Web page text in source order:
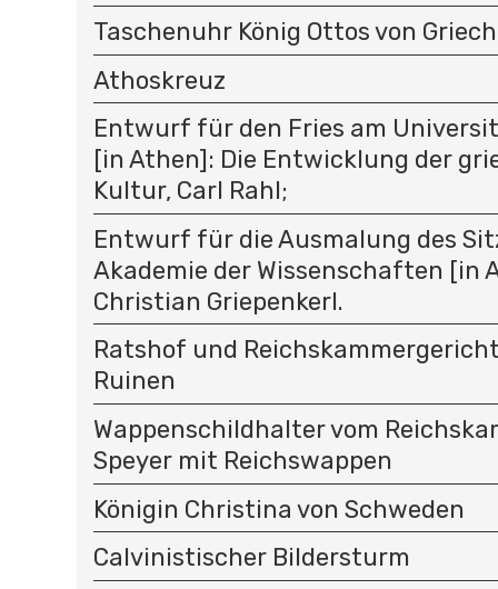
Taschenuhr König Ottos von
Athoskreuz
Entwurf für den Fries am
[in Athen]: Die Entwicklung der
Kultur, Carl Rahl;
Entwurf für die Ausmalung des
Akademie der Wissenschaften [in
Christian Griepenkerl.
Ratshof und
Ruinen
Wappenschildhalter vom
Speyer mit Reichswappen
Königin Christina von Schweden
Calvinistischer Bildersturm